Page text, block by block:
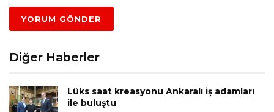
Diğer Haberler
Lüks saat kreasyonu Ankaralı iş adamları
ile buluştu